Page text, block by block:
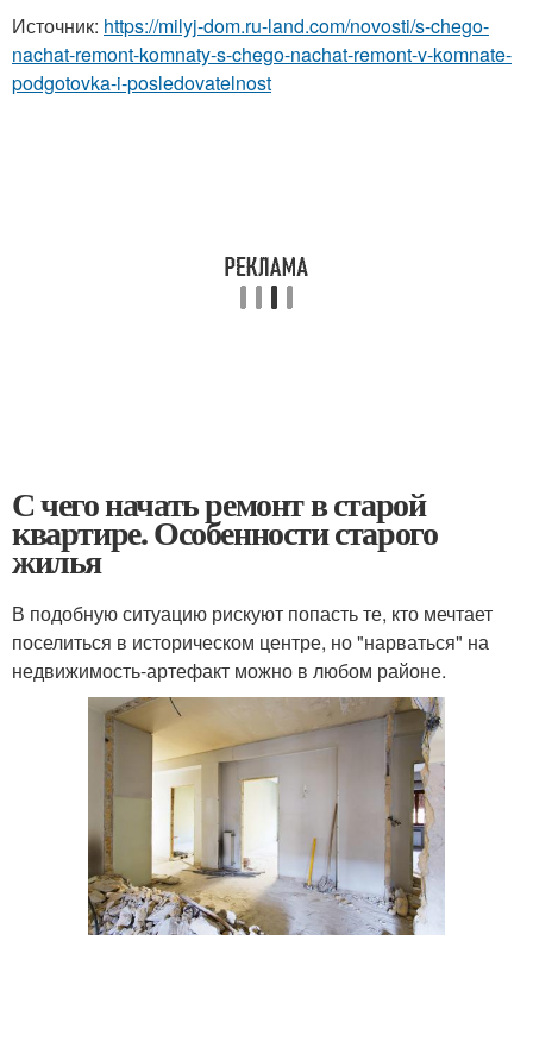
Источник: https://milyj-dom.ru-land.com/novosti/s-chego-
nachat-remont-komnaty-s-chego-nachat-remont-v-komnate-
podgotovka-i-posledovatelnost
С чего начать ремонт в старой
квартире. Особенности старого
жилья
В подобную ситуацию рискуют попасть те, кто мечтает
поселиться в историческом центре, но "нарваться" на
недвижимость-артефакт можно в любом районе.